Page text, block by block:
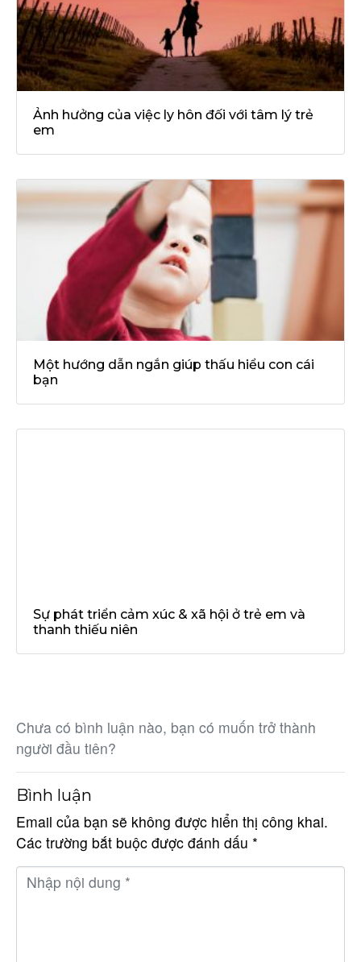
Ảnh hưởng của việc ly hôn đối với tâm lý trẻ
em
Một hướng dẫn ngắn giúp thấu hiểu con cái
bạn
Sự phát triển cảm xúc & xã hội ở trẻ em và
thanh thiếu niên
Chưa có bình luận nào, bạn có muốn trở thành
người đầu tiên?
Bình luận
Email của bạn sẽ không được hiển thị công khai.
Các trường bắt buộc được đánh dấu *
N